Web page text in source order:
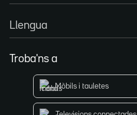
Llengua
Troba'ns a
Mòbils i tauletes